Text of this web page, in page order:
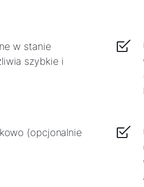
w stanie
szybkie i
(opcjonalnie